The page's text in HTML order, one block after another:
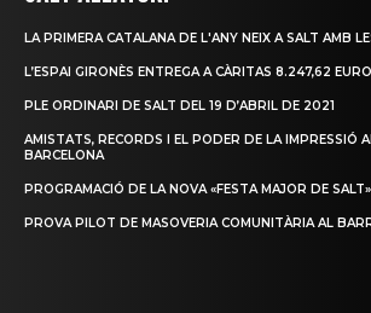
LA PRIMERA CATALANA DE L'ANY NEIX A SALT AMB
L’ESPAI GIRONÈS ENTREGA A CÀRITAS 8.247,62
PLE ORDINARI DE SALT DEL 19 D’ABRIL DE 2021
AMISTATS, RECORDS I EL PODER DE LA IMPRESSIÓ
BARCELONA
PROGRAMACIÓ DE LA NOVA «FESTA MAJOR DE
PROVA PILOT DE MASOVERIA COMUNITÀRIA AL